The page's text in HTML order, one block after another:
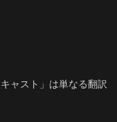
ャスト」は単なる翻訳